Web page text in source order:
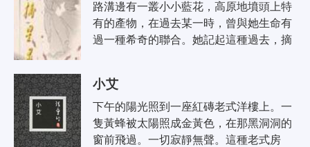
路溝邊有一叢小小藍花，高原地墳頭上特
有的產物，在過去某一時，曾與她生命有
過一種希奇的聯合。她記起這種過去，摘
小艾
下午的陽光照到一座紅磚老式洋樓上。一
隻黃蜂被太陽照成金黃色，在那黑洞洞的
窗前飛過。一切寂靜無聲。這種老式房